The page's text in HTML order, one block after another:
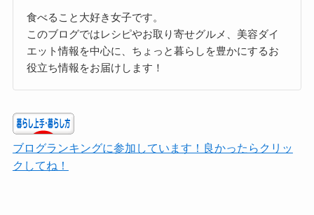
食べること大好き女子です。
このブログではレシピやお取り寄せグルメ、美容ダイ
エット情報を中心に、ちょっと暮らしを豊かにするお
役立ち情報をお届けします！
ブログランキングに参加しています！良かったらクリッ
クしてね！